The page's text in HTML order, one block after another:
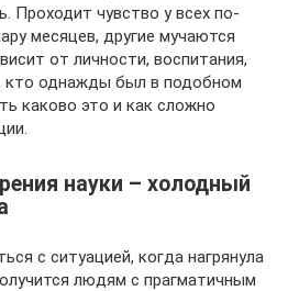
Проходит чувство у всех по-
месяцев, другие мучаются
от личности, воспитания,
кто однажды был в подобном
каково это и как сложно
науки – холодный
с ситуацией, когда нагрянула
людям с прагматичным